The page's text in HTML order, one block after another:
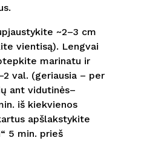
~2–3 cm
vientisą). Lengvai
marinatu ir
val. (geriausia – per
ant vidutinės–
iš kiekvienos
apšlakstykite
5 min. prieš